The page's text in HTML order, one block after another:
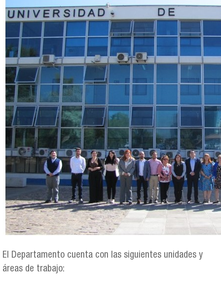
finaldac1.jpg
El Departamento cuenta con las siguientes unidades y
áreas de trabajo: